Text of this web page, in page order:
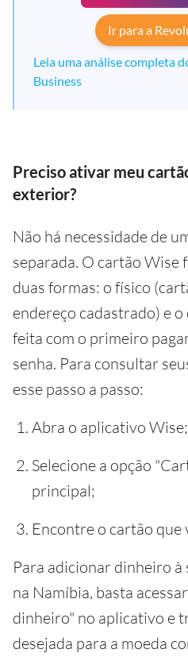
Ir para a
Leia uma análise completa
Business
Preciso ativar meu
exterior?
Não há necessidade de
separada. O cartão Wise
duas formas: o físico
endereço cadastrado) e
feita com o primeiro
senha. Para consultar
esse passo a passo:
Abra o aplicativo Wise;
Selecione a opção
principal;
Encontre o cartão que
Para adicionar dinheiro à
na Namíbia, basta
dinheiro" no aplicativo e
desejada para a moeda